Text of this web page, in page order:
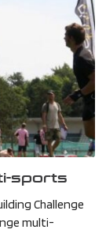
sports
Challenge
multi-